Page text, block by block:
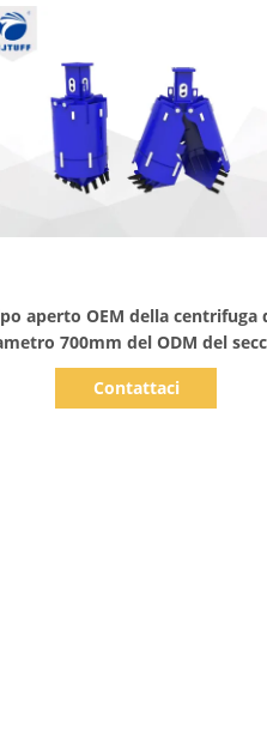
aperto OEM della centrifuga
700mm del ODM del
della roccia
Contattaci